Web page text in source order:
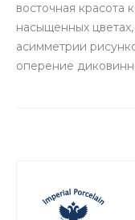
восточная красота
насыщенных
асимметрии
оперение